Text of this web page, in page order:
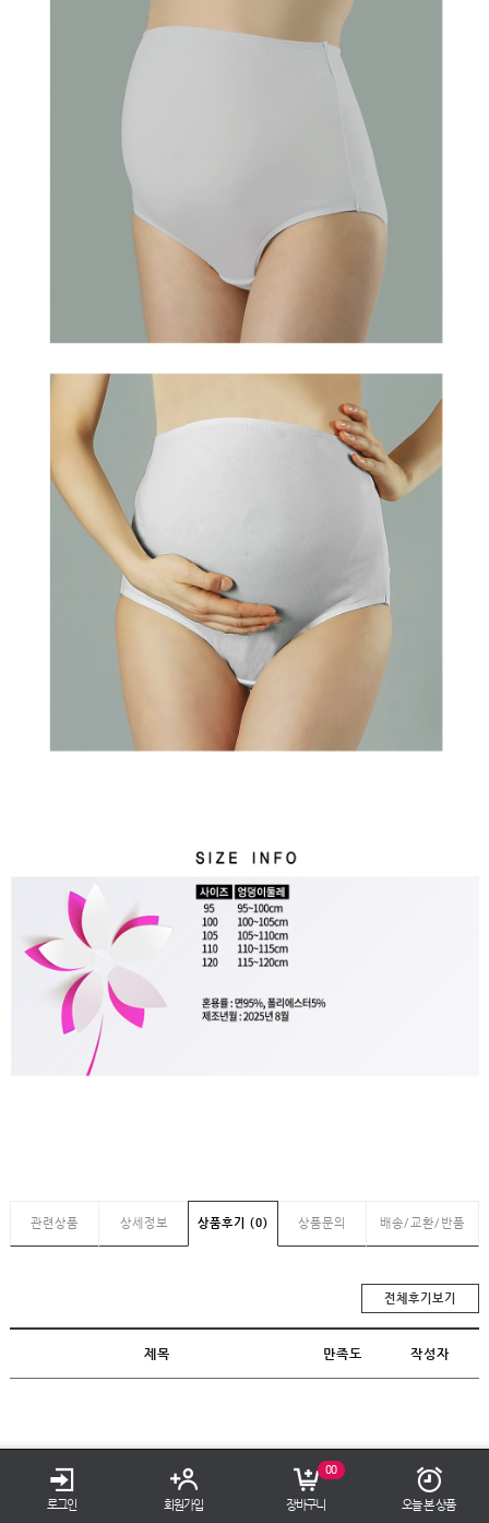
로그인 회원가입
00
장바구니 오늘 본 상품
관련상품 상세정보 상품후기 (0) 상품문의 배송/교환/반품
전체후기보기
제목 만족도 작성자